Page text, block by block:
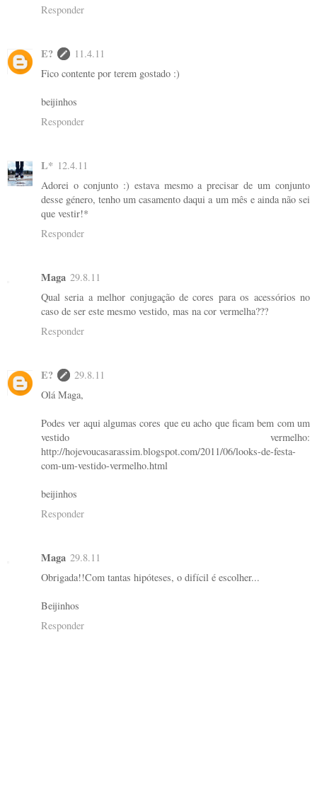
Responder
E?
11.4.11
Fico contente por terem gostado :)
beijinhos
Responder
L* 12.4.11
Adorei o conjunto :) estava mesmo a precisar de um conjunto
desse género, tenho um casamento daqui a um mês e ainda não sei
que vestir!*
Responder
Maga 29.8.11
Qual seria a melhor conjugação de cores para os acessórios no
caso de ser este mesmo vestido, mas na cor vermelha???
Responder
E?
29.8.11
Olá Maga,
Podes ver aqui algumas cores que eu acho que ficam bem com um
vestido vermelho:
http://hojevoucasarassim.blogspot.com/2011/06/looks-de-festa-
com-um-vestido-vermelho.html
beijinhos
Responder
Maga 29.8.11
Obrigada!!Com tantas hipóteses, o difícil é escolher...
Beijinhos
Responder